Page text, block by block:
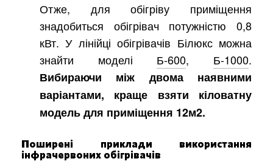
Отже, для обігріву приміщення
знадобиться обігрівач потужністю 0,8
кВт. У лінійці обігрівачів Білюкс можна
знайти моделі Б-600, Б-1000.
Вибираючи між двома наявними
варіантами, краще взяти кіловатну
модель для приміщення 12м2.
Поширені приклади використання
інфрачервоних обігрівачів